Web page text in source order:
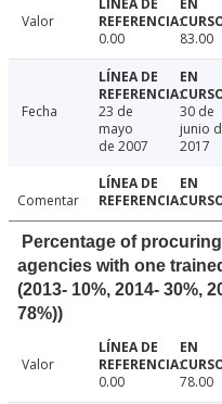
Valor
0.00
83.00
Fecha
23 de
mayo
de 2007
30 de
junio
2017
Comentar
Percentage of
agencies with one
(2013- 10%, 2014- 30%,
78%))
Valor
0.00
78.00